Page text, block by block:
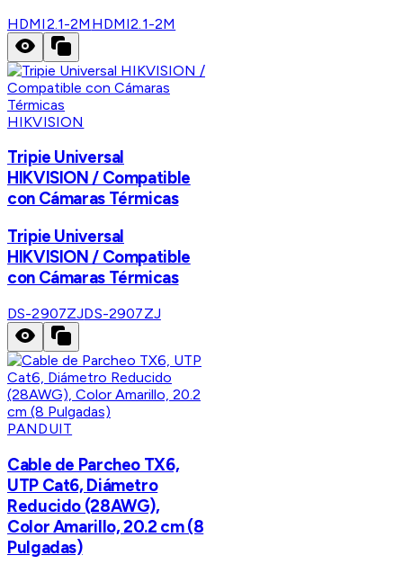
HDMI2.1-2M HDMI2.1-2M
HIKVISION
Tripie Universal
HIKVISION / Compatible
con Cámaras Térmicas
Tripie Universal
HIKVISION / Compatible
con Cámaras Térmicas
DS-2907ZJDS-2907ZJ
PANDUIT
Cable de Parcheo TX6,
UTP Cat6, Diámetro
Reducido (28AWG),
Color Amarillo, 20.2 cm (8
Pulgadas)